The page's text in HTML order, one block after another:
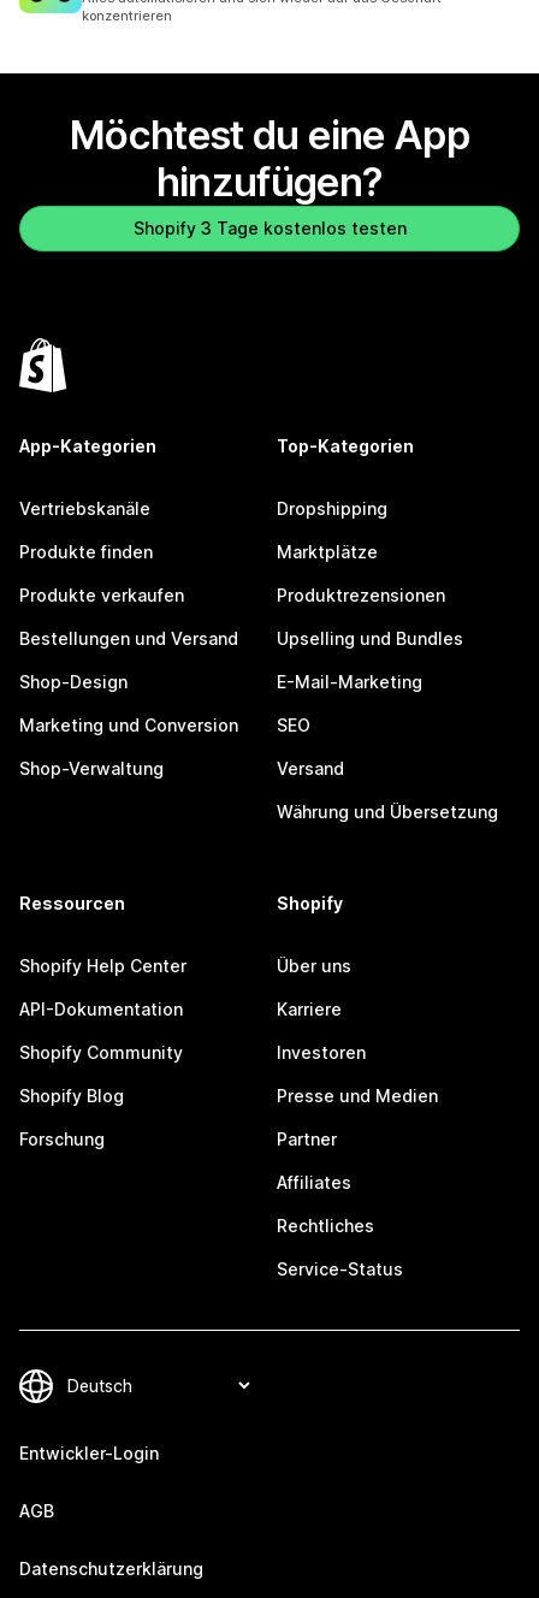
konzentrieren
Möchtest du eine App
hinzufügen?
Shopify 3 Tage kostenlos testen
App-Kategorien
Vertriebskanäle
Produkte finden
Produkte verkaufen
Bestellungen und Versand
Shop-Design
Marketing und Conversion
Shop-Verwaltung
Top-Kategorien
Dropshipping
Marktplätze
Produktrezensionen
Upselling und Bundles
E-Mail-Marketing
SEO
Versand
Währung und Übersetzung
Ressourcen
Shopify Help Center
API-Dokumentation
Shopify Community
Shopify Blog
Forschung
Shopify
Über uns
Karriere
Investoren
Presse und Medien
Partner
Affiliates
Rechtliches
Service-Status
Entwickler-Login
AGB
Datenschutzerklärung